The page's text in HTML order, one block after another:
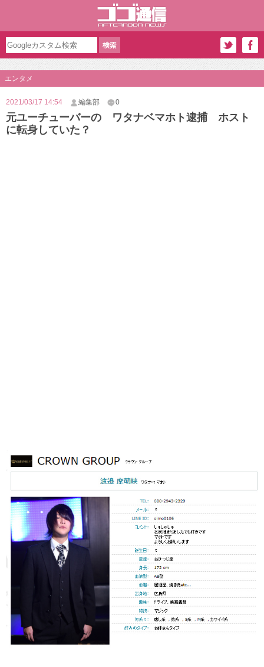
エンタメ
2021/03/17 14:54 編集部 0
元ユーチューバーの ワタナベマホト逮捕 ホスト
に転身していた？